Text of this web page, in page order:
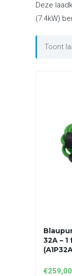
Deze
(7.4kW)
Toont
32A –
€259,00